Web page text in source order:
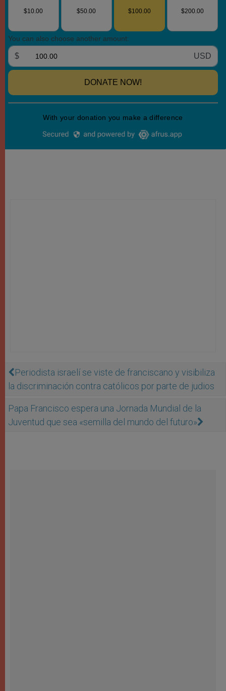
Periodista israelí se viste de franciscano y visibiliza
la discriminación contra católicos por parte de judios
Papa Francisco espera una Jornada Mundial de la
Juventud que sea «semilla del mundo del futuro»